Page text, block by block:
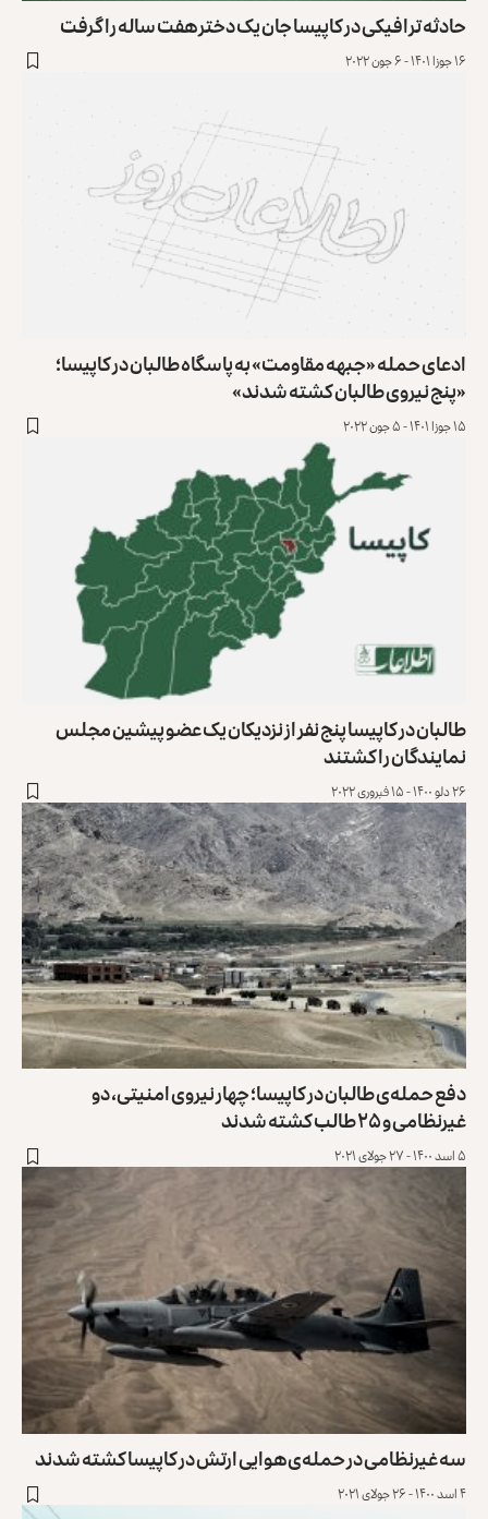
حادثه ترافیکی در کاپیسا جان یک دختر هفت ساله را گرفت
۱۶ جوزا ۱۴۰۱ - ۶ جون ۲۰۲۲
ادعای حمله «جبهه مقاومت» به پاسگاه طالبان در کاپیسا؛
«پنج نیروی طالبان کشته شدند»
۱۵ جوزا ۱۴۰۱ - ۵ جون ۲۰۲۲
طالبان در کاپیسا پنج نفر از نزدیکان یک عضو پیشین مجلس
نمایندگان را کشتند
۲۶ دلو ۱۴۰۰ - ۱۵ فبروری ۲۰۲۲
دفع حمله‌ی طالبان در کاپیسا؛ چهار نیروی امنیتی، دو
غیرنظامی و ۲۵ طالب کشته شدند
۵ اسد ۱۴۰۰ - ۲۷ جولای ۲۰۲۱
سه غیرنظامی در حمله‌ی هوایی ارتش در کاپیسا کشته شدند
۴ اسد ۱۴۰۰ - ۲۶ جولای ۲۰۲۱